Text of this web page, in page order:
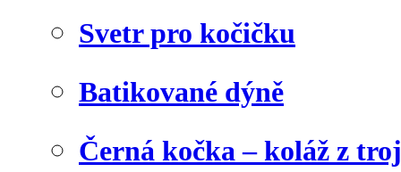
Svetr pro kočičku
Batikované dýně
Černá kočka – koláž z